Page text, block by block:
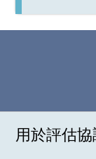
用於評估